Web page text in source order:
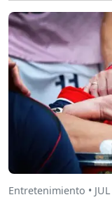
Entretenimiento •